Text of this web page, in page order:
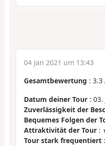
04 Jan 2021 um 13:43
Gesamtbewertung : 3.3
Datum deiner Tour : 03.
Zuverlässigkeit der
Bequemes Folgen der
Attraktivität der Tour :
Tour stark frequentiert